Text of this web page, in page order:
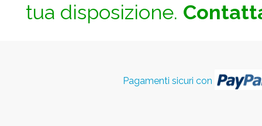
tua disposizione.
Pagamenti sicuri con